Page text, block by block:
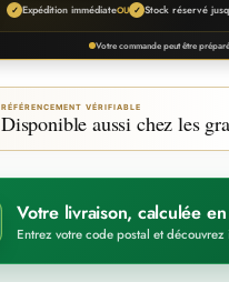
✓ Expédition immédiateOU ✓ Stock réservé
Votre commande peut être
RÉFÉRENCEMENT VÉRIFIABLE
Disponible aussi chez les
Votre livraison, calculée
Entrez votre code postal et